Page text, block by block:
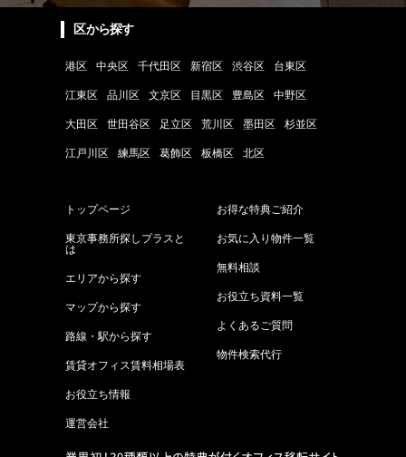
区から探す
港区 中央区 千代田区 新宿区 渋谷区 台東区
江東区 品川区 文京区 目黒区 豊島区 中野区
大田区 世田谷区 足立区 荒川区 墨田区 杉並区
江戸川区 練馬区 葛飾区 板橋区 北区
トップページ
東京事務所探しプラスと
は
エリアから探す
マップから探す
路線・駅から探す
賃貸オフィス賃料相場表
お得な特典ご紹介
お気に入り物件一覧
無料相談
お役立ち資料一覧
よくあるご質問
物件検索代行
お役立ち情報
運営会社